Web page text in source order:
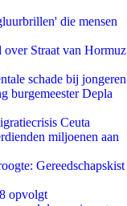
die mensen
over Straat van Hormuz
schade bij jongeren
burgemeester Depla
Ceuta
miljoenen aan
Gereedschapskist
opvolgt